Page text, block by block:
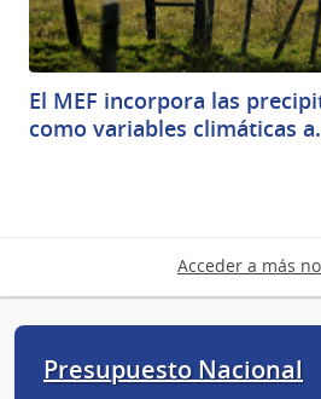
El MEF incorpora las
como variables climáticas
Acceder a más
Presupuesto Nacional